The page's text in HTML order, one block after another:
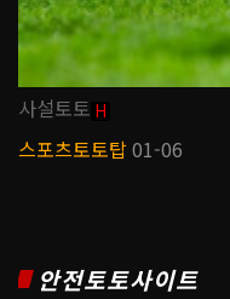
사설토토 H
스포츠토토탑01-06
안전토토사이트